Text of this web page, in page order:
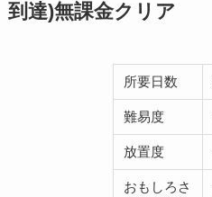
到達)無課金クリア
所要日数
難易度
放置度
おもしろさ